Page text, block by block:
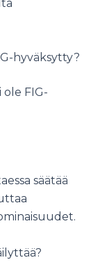
hyväksytty?
ole FIG-
säätää